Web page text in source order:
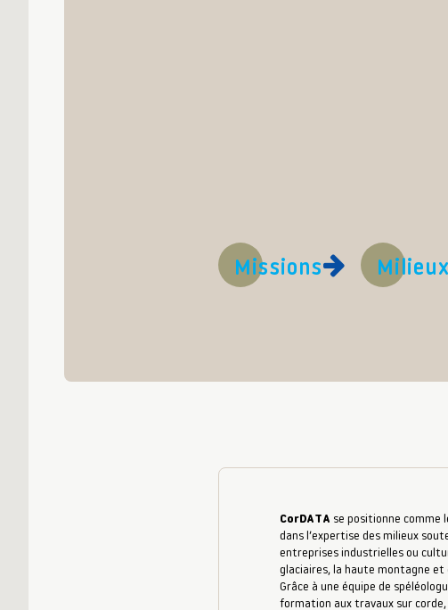
Missions Milieux
CorDATA se positionne comme
dans l’expertise des milieux
entreprises industrielles ou
glaciaires, la haute montagne
Grâce à une équipe de
formation aux travaux sur corde,